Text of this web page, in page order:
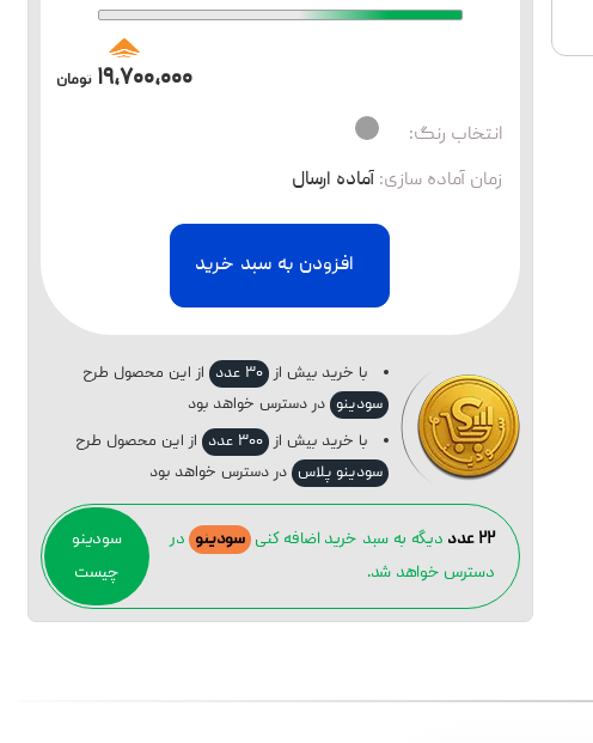
۱۹،۷۰۰،۰۰۰ تومان
انتخاب رنگ:
زمان آماده سازی: آماده ارسال
افزودن به سبد خرید
با خرید بیش از ۳۰ عدد
از این محصول طرح
سودینو در دسترس خواهد بود
با خرید بیش از ۳۰۰ عدد
از این محصول طرح
سودینو پلاس در دسترس خواهد بود
۲۲ عدد دیگه به سبد خرید اضافه کنی سودینو در
دسترس خواهد شد.
سودینو
چیست